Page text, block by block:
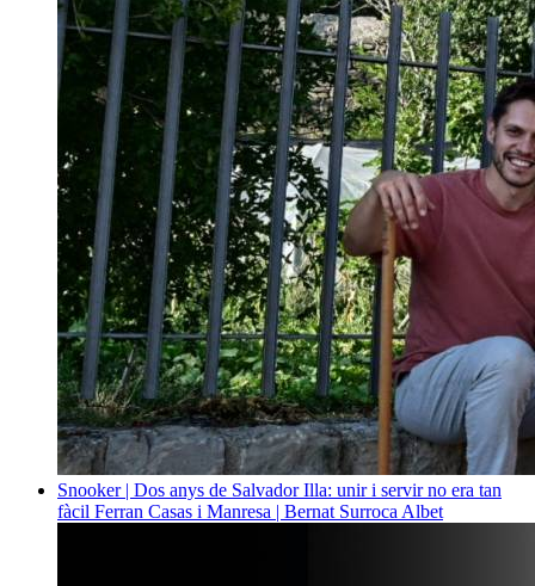
Snooker | Dos anys de Salvador Illa: unir i servir no era tan
fàcil Ferran Casas i Manresa | Bernat Surroca Albet